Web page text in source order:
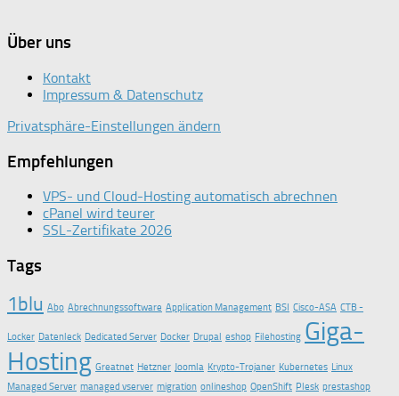
Über uns
Kontakt
Impressum & Datenschutz
Privatsphäre-Einstellungen ändern
Empfehlungen
VPS- und Cloud-Hosting automatisch abrechnen
cPanel wird teurer
SSL-Zertifikate 2026
Tags
1blu Abo Abrechnungssoftware Application Management BSI Cisco-ASA CTB -
Locker Datenleck Dedicated Server Docker Drupal eshop Filehosting Giga-
Hosting Greatnet Hetzner Joomla Krypto-Trojaner Kubernetes Linux
Managed Server managed vserver migration onlineshop OpenShift Plesk prestashop